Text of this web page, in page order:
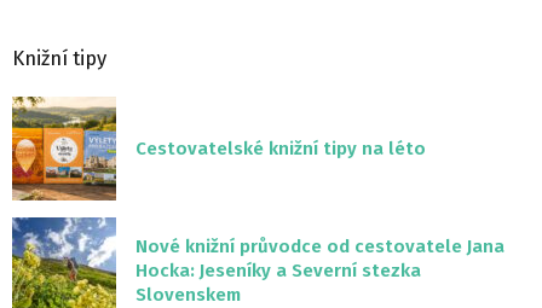
Knižní tipy
Cestovatelské knižní tipy na léto
Nové knižní průvodce od cestovatele Jana
Hocka: Jeseníky a Severní stezka
Slovenskem